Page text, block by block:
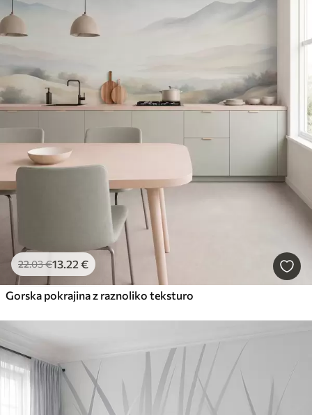
22.03€13 .22 €
Gorska pokrajina z raznoliko teksturo